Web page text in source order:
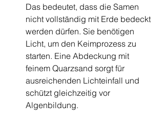
Das bedeutet, dass die Samen
nicht vollständig mit Erde bedeckt
werden dürfen. Sie benötigen
Licht, um den Keimprozess zu
starten. Eine Abdeckung mit
feinem Quarzsand sorgt für
ausreichenden Lichteinfall und
schützt gleichzeitig vor
Algenbildung.